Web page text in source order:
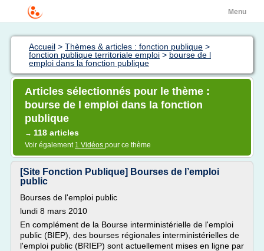
Menu
Accueil > Thèmes & articles : fonction publique >
fonction publique territoriale emploi > bourse de l
emploi dans la fonction publique
Articles sélectionnés pour le thème :
bourse de l emploi dans la fonction
publique
→ 118 articles
Voir également 1 Vidéos pour ce thème
[Site Fonction Publique] Bourses de l’emploi
public
Bourses de l'emploi public
lundi 8 mars 2010
En complément de la Bourse interministérielle de l'emploi
public (BIEP), des bourses régionales interministérielles de
l'emploi public (BRIEP) sont actuellement mises en ligne par